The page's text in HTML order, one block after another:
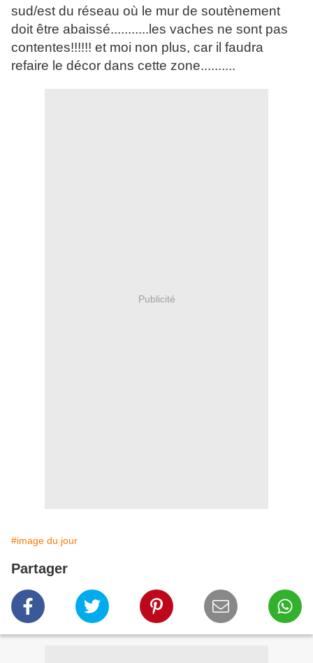
sud/est du réseau où le mur de soutènement
doit être abaissé...........les vaches ne sont pas
contentes!!!!!! et moi non plus, car il faudra
refaire le décor dans cette zone..........
Publicité
#image du jour
Partager